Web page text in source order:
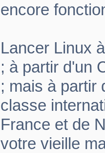
encore
Lancer Linux
; à partir d'un
; mais à partir
classe
France et de
votre vieille